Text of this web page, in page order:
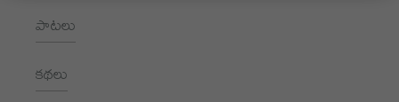
పాటలు
కథలు
+91 9989928562
hello@aksharayan.com